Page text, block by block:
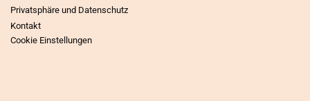
Privatsphäre und Datenschutz
Kontakt
Cookie Einstellungen